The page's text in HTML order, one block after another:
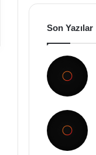
Son Yazılar